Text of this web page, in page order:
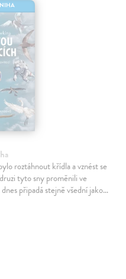
roztáhnout křídla a vznést se
tyto sny proměnili ve
připadá stejně všední jako…